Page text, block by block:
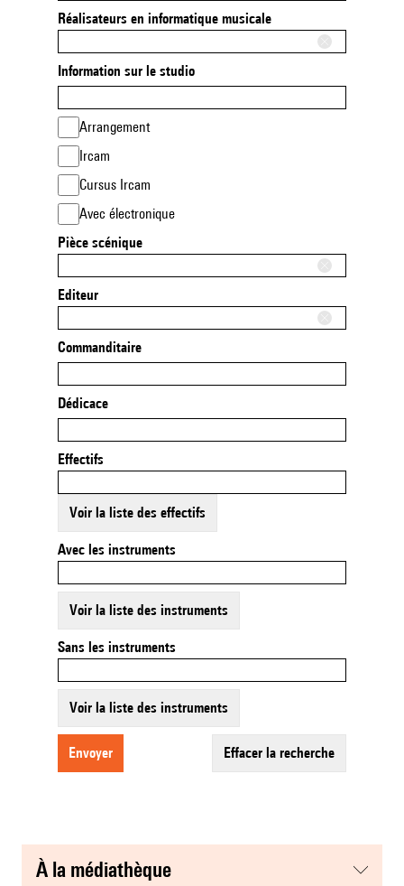
Réalisateurs en informatique musicale
Information sur le studio
Arrangement
Ircam
Cursus Ircam
Avec électronique
Pièce scénique
Editeur
Commanditaire
Dédicace
Effectifs
Voir la liste des effectifs
Avec les instruments
Voir la liste des instruments
Sans les instruments
Voir la liste des instruments
envoyer effacer la recherche
à la médiathèque